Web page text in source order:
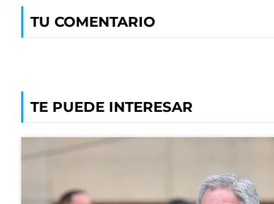
TU COMENTARIO
TE PUEDE INTERESAR